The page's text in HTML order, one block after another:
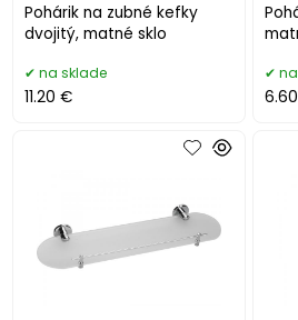
Pohárik na zubné kefky
dvojitý, matné sklo
na sklade
11.20 €